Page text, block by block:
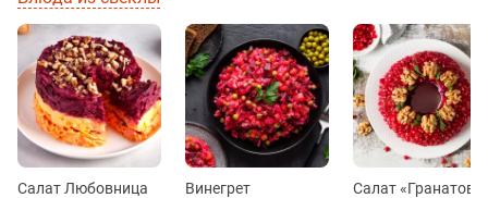
Салат Любовница
Винегрет
Салат